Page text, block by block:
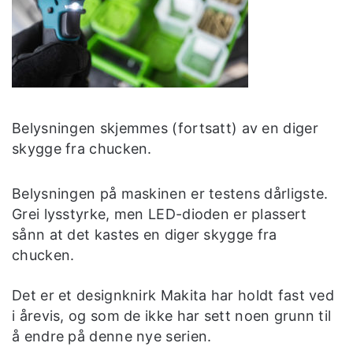
Belysningen skjemmes (fortsatt) av en diger
skygge fra chucken.
Belysningen på maskinen er testens dårligste.
Grei lysstyrke, men LED-dioden er plassert
sånn at det kastes en diger skygge fra
chucken.
Det er et designknirk Makita har holdt fast ved
i årevis, og som de ikke har sett noen grunn til
å endre på denne nye serien.